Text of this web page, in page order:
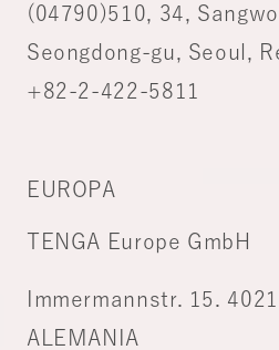
(04790)510, 34,
Seongdong-gu, Seoul,
+82-2-422-5811
EUROPA
TENGA Europe GmbH
Immermannstr. 15.
ALEMANIA